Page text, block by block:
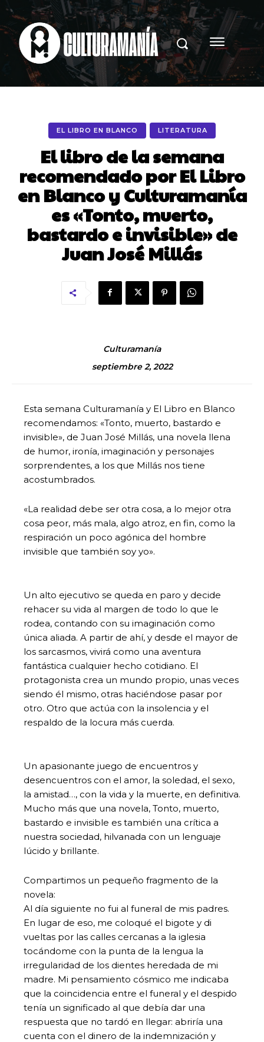
EL LIBRO EN BLANCO LITERATURA
El libro de la semana
recomendado por El Libro
en Blanco y Culturamanía
es «Tonto, muerto,
bastardo e invisible» de
Juan José Millás
Culturamanía
septiembre 2, 2022
Esta semana Culturamanía y El Libro en Blanco
recomendamos: «Tonto, muerto, bastardo e
invisible», de Juan José Millás, una novela llena
de humor, ironía, imaginación y personajes
sorprendentes, a los que Millás nos tiene
acostumbrados.
«La realidad debe ser otra cosa, a lo mejor otra
cosa peor, más mala, algo atroz, en fin, como la
respiración un poco agónica del hombre
invisible que también soy yo».
Un alto ejecutivo se queda en paro y decide
rehacer su vida al margen de todo lo que le
rodea, contando con su imaginación como
única aliada. A partir de ahí, y desde el mayor de
los sarcasmos, vivirá como una aventura
fantástica cualquier hecho cotidiano. El
protagonista crea un mundo propio, unas veces
siendo él mismo, otras haciéndose pasar por
otro. Otro que actúa con la insolencia y el
respaldo de la locura más cuerda.
Un apasionante juego de encuentros y
desencuentros con el amor, la soledad, el sexo,
la amistad…, con la vida y la muerte, en definitiva.
Mucho más que una novela, Tonto, muerto,
bastardo e invisible es también una crítica a
nuestra sociedad, hilvanada con un lenguaje
lúcido y brillante.
Compartimos un pequeño fragmento de la
novela:
Al día siguiente no fui al funeral de mis padres.
En lugar de eso, me coloqué el bigote y di
vueltas por las calles cercanas a la iglesia
tocándome con la punta de la lengua la
irregularidad de los dientes heredada de mi
madre. Mi pensamiento cósmico me indicaba
que la coincidencia entre el funeral y el despido
tenía un significado al que debía dar una
respuesta que no tardó en llegar: abriría una
cuenta con el dinero de la indemnización y